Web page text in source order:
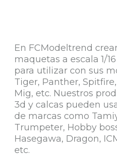
En FCModeltrend
maquetas a escala 1/16
para utilizar con sus
Tiger, Panther,
Mig, etc. Nuestros
3d y calcas pueden
de marcas como
Trumpeter, Hobby
Hasegawa, Dragon,
etc.